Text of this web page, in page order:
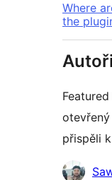
Where
the
Autoři
přispěli